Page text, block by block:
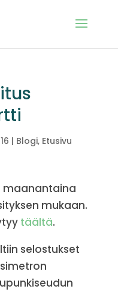
| Blogi, Etusivu
maanantaina
mukaan.
täältä.
selostukset